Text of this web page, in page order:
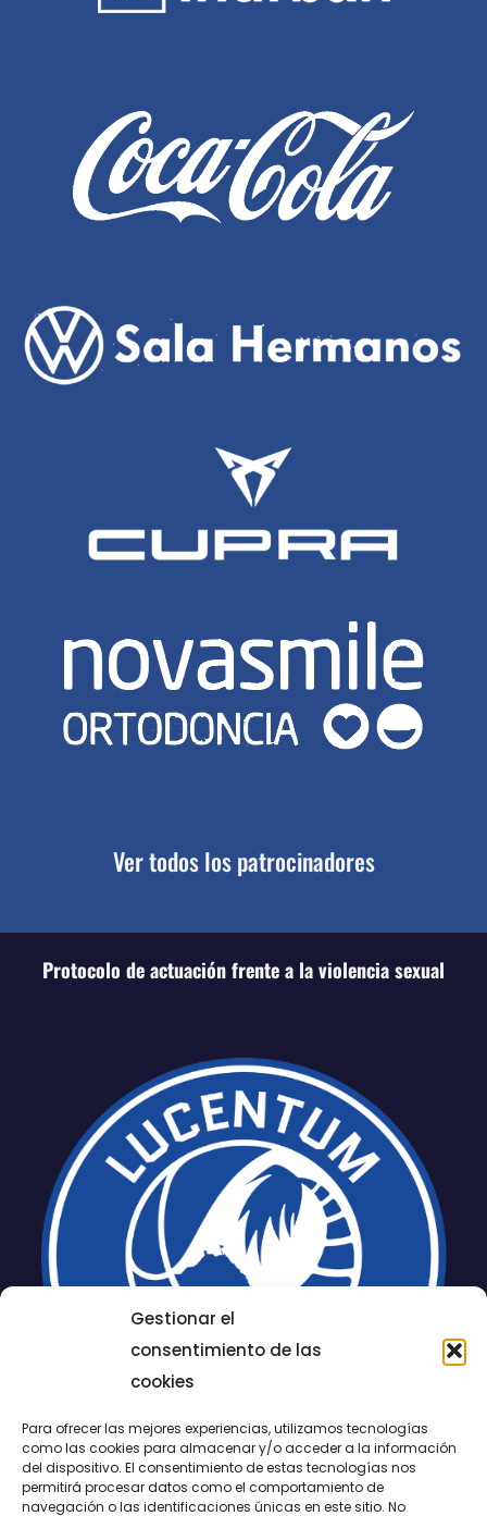
Gestionar el
consentimiento de las
cookies
Para ofrecer las mejores experiencias, utilizamos tecnologías
como las cookies para almacenar y/o acceder a la información
del dispositivo. El consentimiento de estas tecnologías nos
permitirá procesar datos como el comportamiento de
navegación o las identificaciones únicas en este sitio. No
Ver todos los patrocinadores
Protocolo de actuación frente a la violencia sexual